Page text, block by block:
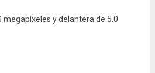
megapíxeles y delantera de 5.0